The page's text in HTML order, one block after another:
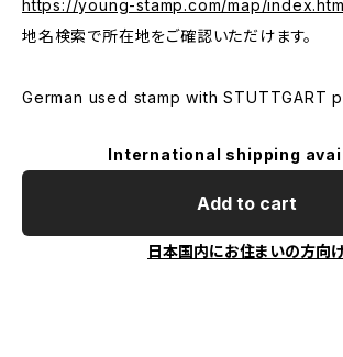
https://young-stamp.com/map/
地名検索で所在地をご確認いただけます。
German used stamp with STUTTGART
International shipping
Add to cart
日本国内にお住まいの方向